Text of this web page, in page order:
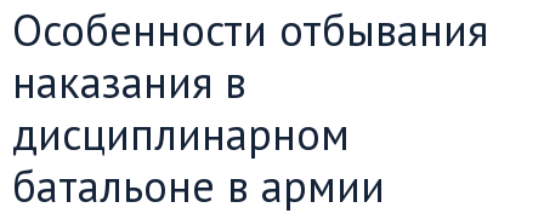
Особенности отбывания
наказания в
дисциплинарном
батальоне в армии